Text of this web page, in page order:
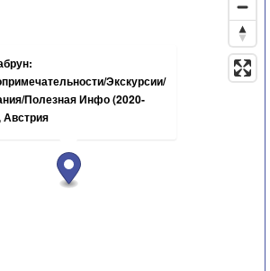
Экскурсии/
Полезная Инфо (2020-
Австрия